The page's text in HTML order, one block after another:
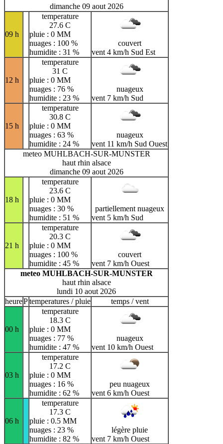
dimanche 09 aout 2026
09 h
temperature
27.6 C
pluie : 0 MM
nuages : 100 %
humidite : 31 %
couvert
vent 4 km/h Sud Est
12 h
temperature
31 C
pluie : 0 MM
nuages : 76 %
humidite : 23 %
nuageux
vent 7 km/h Sud
15 h
temperature
30.8 C
pluie : 0 MM
nuages : 63 %
humidite : 24 %
nuageux
vent 11 km/h Sud Ouest
meteo MUHLBACH-SUR-MUNSTER
haut rhin alsace
dimanche 09 aout 2026
18 h
temperature
23.6 C
pluie : 0 MM
nuages : 30 %
humidite : 51 %
partiellement nuageux
vent 5 km/h Sud
21 h
temperature
20.3 C
pluie : 0 MM
nuages : 100 %
humidite : 45 %
couvert
vent 7 km/h Ouest
meteo MUHLBACH-SUR-MUNSTER
haut rhin alsace
lundi 10 aout 2026
heurePtemperatures / pluie temps / vent
00 h
temperature
18.3 C
pluie : 0 MM
nuages : 77 %
humidite : 47 %
nuageux
vent 10 km/h Ouest
03 h
temperature
17.2 C
pluie : 0 MM
nuages : 16 %
humidite : 62 %
peu nuageux
vent 6 km/h Ouest
06 h
temperature
17.3 C
pluie : 0.5 MM
nuages : 23 %
humidite : 82 %
légère pluie
vent 7 km/h Ouest